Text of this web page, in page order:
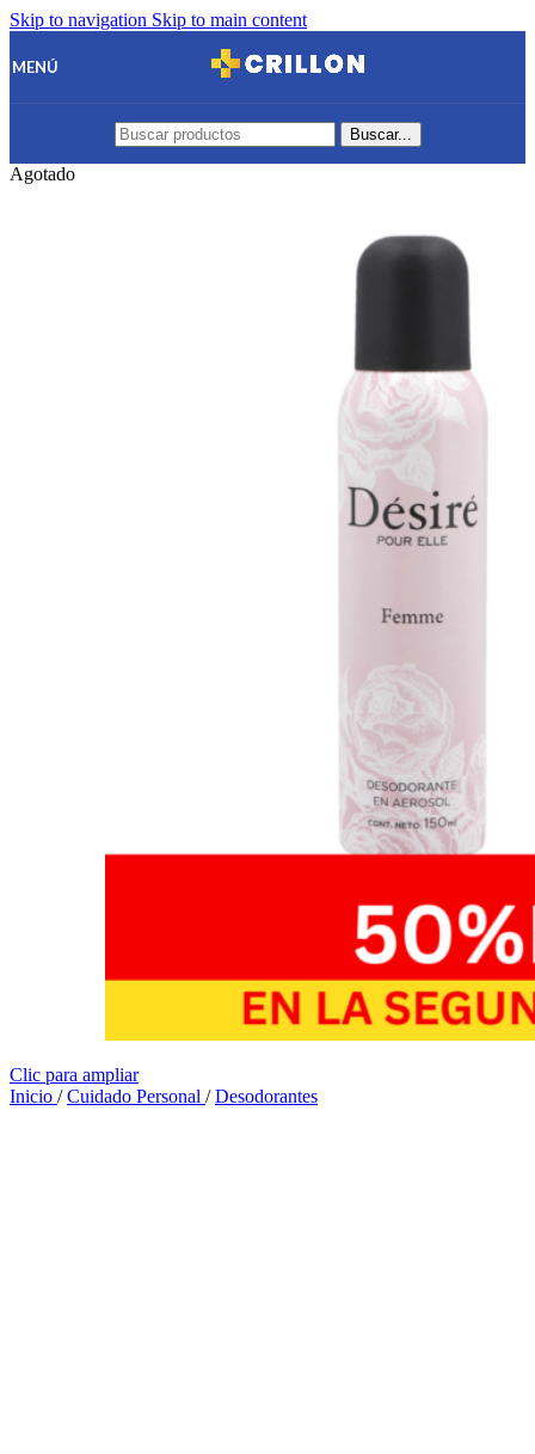
Skip to navigation Skip to main content
MENÚ
Buscar...
Agotado
Clic para ampliar
Inicio / Cuidado Personal / Desodorantes